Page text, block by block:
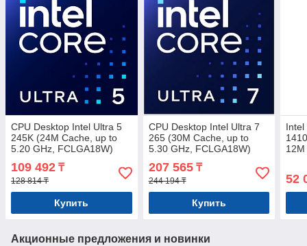
CPU Desktop Intel Ultra 5
245K (24M Cache, up to
5.20 GHz, FCLGA18W)
109 492 ₸
128 814 ₸
Купить
CPU Desktop Intel Ultra 7
265 (30M Cache, up to
5.30 GHz, FCLGA18W)
207 565₸
244 194 ₸
Купить
Intel
52
Акционные предложения и новинки